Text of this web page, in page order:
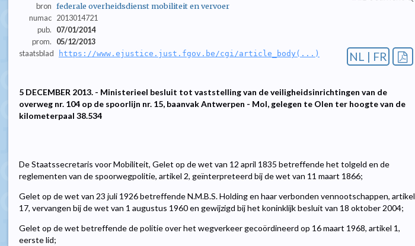
bron federale overheidsdienst mobiliteit en vervoer
numac 2013014721
pub.
07/01/2014
prom.
05/12/2013
staatsblad
https://www.ejustice.just.fgov.be/cgi/article_body(...) NL | FR
5 DECEMBER 2013. - Ministerieel besluit tot vaststelling van de veiligheidsinrichtingen van de
overweg nr. 104 op de spoorlijn nr. 15, baanvak Antwerpen - Mol, gelegen te Olen ter hoogte van de
kilometerpaal 38.534
De Staatssecretaris voor Mobiliteit, Gelet op de wet van 12 april 1835 betreffende het tolgeld en de
reglementen van de spoorwegpolitie, artikel 2, geïnterpreteerd bij de wet van 11 maart 1866;
Gelet op de wet van 23 juli 1926 betreffende N.M.B.S. Holding en haar verbonden vennootschappen, artikel
17, vervangen bij de wet van 1 augustus 1960 en gewijzigd bij het koninklijk besluit van 18 oktober 2004;
Gelet op de wet betreffende de politie over het wegverkeer gecoördineerd op 16 maart 1968, artikel 1,
eerste lid;